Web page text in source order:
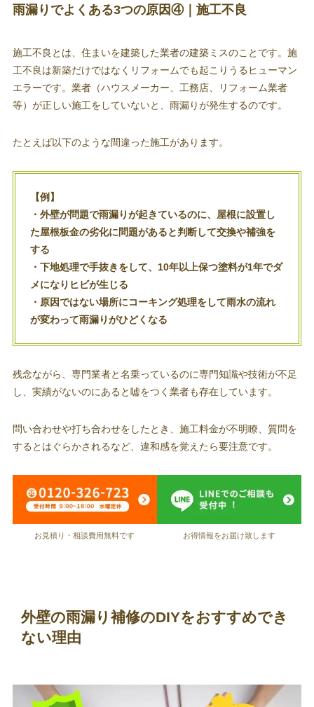
雨漏りでよくある3つの原因④｜施工不良
施工不良とは、住まいを建築した業者の建築ミスのことです。施
工不良は新築だけではなくリフォームでも起こりうるヒューマン
エラーです。業者（ハウスメーカー、工務店、リフォーム業者
等）が正しい施工をしていないと、雨漏りが発生するのです。
たとえば以下のような間違った施工があります。
【例】
・外壁が問題で雨漏りが起きているのに、屋根に設置し
た屋根板金の劣化に問題があると判断して交換や補強を
する
・下地処理で手抜きをして、10年以上保つ塗料が1年でダ
メになりヒビが生じる
・原因ではない場所にコーキング処理をして雨水の流れ
が変わって雨漏りがひどくなる
残念ながら、専門業者と名乗っているのに専門知識や技術が不足
し、実績がないのにあると嘘をつく業者も存在しています。
問い合わせや打ち合わせをしたとき、施工料金が不明瞭、質問を
するとはぐらかされるなど、違和感を覚えたら要注意です。
お見積り・相談費用無料です お得情報をお届け致します
外壁の雨漏り補修のDIYをおすすめでき
ない理由